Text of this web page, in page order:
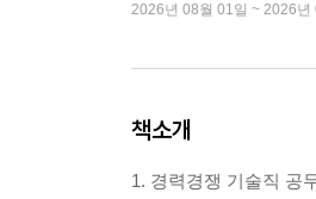
2026년 08월 01일 ~ 2026년
책소개
1. 경력경쟁 기술직 공